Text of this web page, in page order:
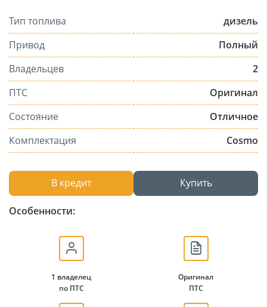
Тип топлива
дизель
Привод
Полный
Владельцев
2
ПТС
Оригинал
Состояние
Отличное
Комплектация
Cosmo
В кредит Купить
Особенности:
1 владелец
по ПТС
Оригинал
ПТС